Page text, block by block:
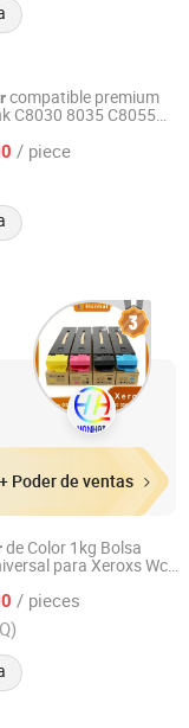
compatible premium
C8030 8035 C8055
/ piece
Co., Ltd.
Poder de ventas
de Color 1kg Bolsa
para Xeroxs Wc
deTóner
/ pieces
Ltd.